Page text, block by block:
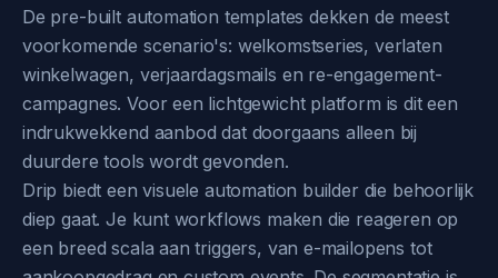
De pre-built automation templates dekken de meest
voorkomende scenario's: welkomstseries, verlaten
winkelwagen, verjaardagsmails en re-engagement-
campagnes. Voor een lichtgewicht platform is dit een
indrukwekkend aanbod dat doorgaans alleen bij
duurdere tools wordt gevonden.
Drip biedt een visuele automation builder die behoorlijk
diep gaat. Je kunt workflows maken die reageren op
een breed scala aan triggers, van e-mailopens tot